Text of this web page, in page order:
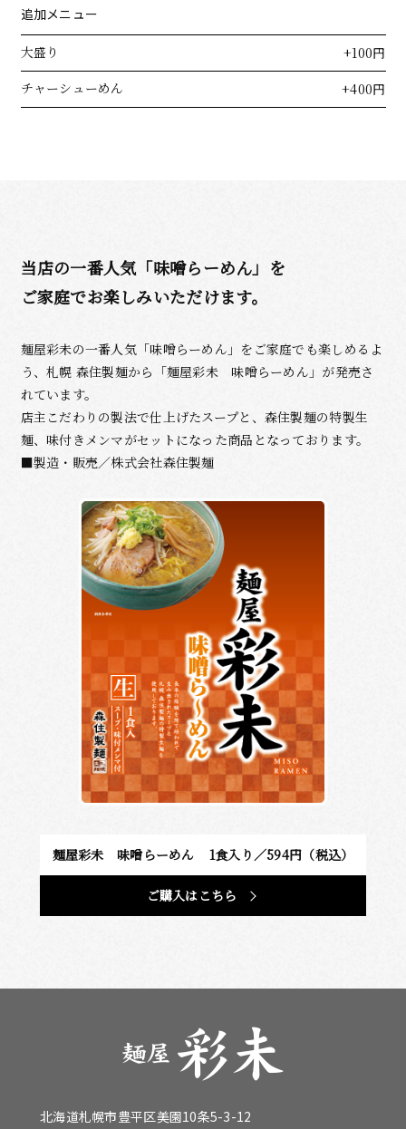
追加メニュー
大盛り
+100円
チャーシューめん
+400円
当店の一番人気「味噌らーめん」を
ご家庭でお楽しみいただけます。
麺屋彩未の一番人気「味噌らーめん」をご家庭でも楽しめるよ
う、札幌 森住製麺から「麺屋彩未 味噌らーめん」が発売さ
れています。
店主こだわりの製法で仕上げたスープと、森住製麺の特製生
麺、味付きメンマがセットになった商品となっております。
■製造・販売／株式会社森住製麺
麺屋彩未 味噌らーめん 1食入り／594円（税込）
ご購入はこちら
北海道札幌市豊平区美園10条5-3-12